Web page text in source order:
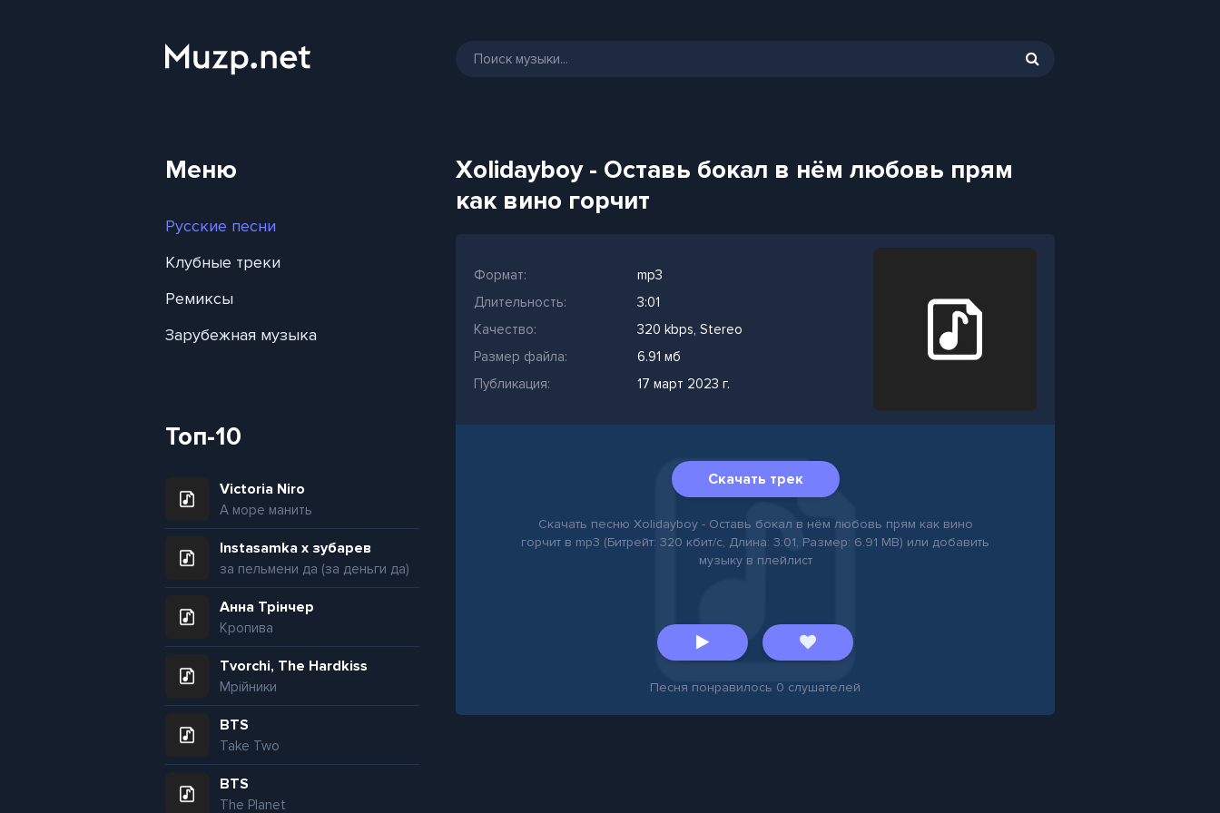
Меню
Русские песни
Клубные треки
Ремиксы
Зарубежная музыка
Топ-10
Victoria Niro
А море манить
Instasamka x зубарев
за пельмени да (за деньги да)
Анна Трінчер
Кропива
Tvorchi, The Hardkiss
Мрійники
BTS
Take Two
BTS
The Planet
Xolidayboy - Оставь бокал в нём любовь прям
как вино горчит
Формат:
mp3
Длительность:
3:01
Качество:
320 kbps, Stereo
Размер файла:
6.91 мб
Публикация:
17 март 2023 г.
Скачать трек
Скачать песню Xolidayboy - Оставь бокал в нём любовь прям как вино
горчит в mp3 (Битрейт: 320 кбит/с, Длина: 3:01, Размер: 6.91 MB) или добавить
музыку в плейлист
Песня понравилось 0 слушателей